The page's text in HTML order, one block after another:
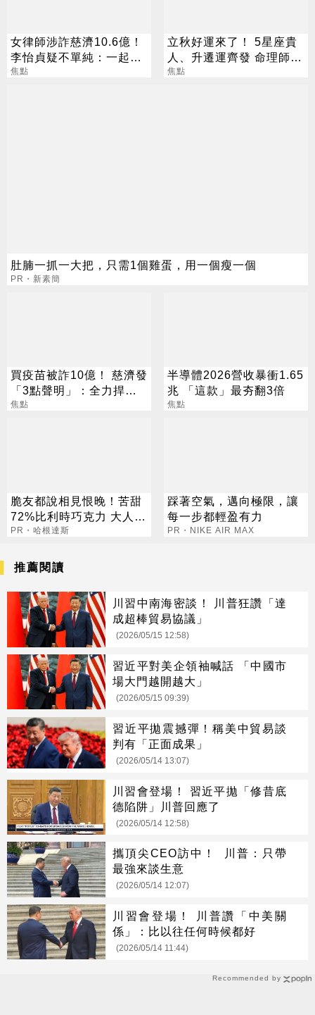
女律師涉詐慈濟10.6億！
李怡貞疑不單純：一起洗
錢？
焦點
立秋好運來了！ 5星座貴
人、升遷運齊發 命理師：
把握黃金轉運期
焦點
肚腩一抓一大把，只需1個雞蛋，用一個瘦一個
PR・新素簡
買疫苗被詐10億！ 慈濟發
「3點聲明」：全力捍衛
捐款人權益
焦點
半導體2026營收暴衝1.65
兆 「這款」最夯翻3倍
焦點
脆友都說相見恨晚！苦甜
72%比利時巧克力 大人味
爆紅！
PR・哈根達斯
踩著空氣，邁向極限，讓
每一步都輕盈有力
PR・NIKE AIR MAX
Recommended by
推薦閱讀
川習中南海密談！ 川普狂讚「達
成超棒貿易協議」
(2026/05/15 12:58)
習近平對美企領袖喊話 「中國市
場大門越開越大」
(2026/05/15 09:39)
習近平拋震撼彈！稱美中貿易談
判有「正面成果」
(2026/05/14 13:07)
川習會登場！ 習近平拋「修昔底
德陷阱」川普回應了
(2026/05/14 12:58)
攜頂尖CEO訪中！ 川普：只帶
最強來談生意
(2026/05/14 12:07)
川習會登場！ 川普讚「中美關
係」：比以往任何時候都好
(2026/05/14 11:44)